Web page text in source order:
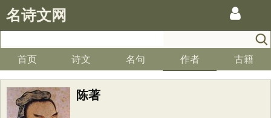
名诗文网
首页 诗文 名句 作者 古籍
陈著